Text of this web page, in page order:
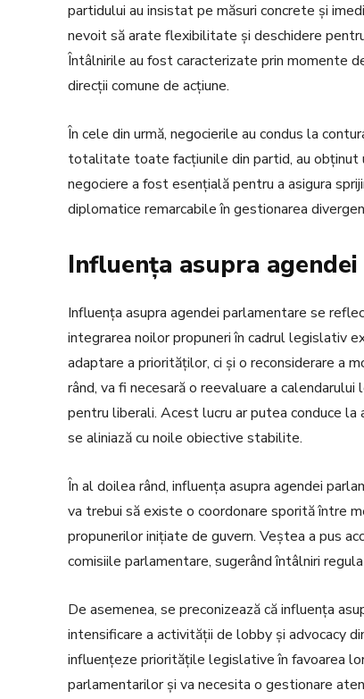
partidului au insistat pe măsuri concrete și
nevoit să arate flexibilitate și deschidere
Întâlnirile au fost caracterizate prin momente
direcții comune de acțiune.
În cele din urmă, negocierile au condus la
totalitate toate facțiunile din partid, au obținut
negociere a fost esențială pentru a asigura
diplomatice remarcabile în gestionarea
Influența asupra
Influența asupra agendei parlamentare se
integrarea noilor propuneri în cadrul legislativ
adaptare a priorităților, ci și o reconsiderare a
rând, va fi necesară o reevaluare a
pentru liberali. Acest lucru ar putea conduce la
se aliniază cu noile obiective stabilite.
În al doilea rând, influența asupra agendei
va trebui să existe o coordonare sporită între
propunerilor inițiate de guvern. Veștea a pus
comisiile parlamentare, sugerând întâlniri
De asemenea, se preconizează că influența
intensificare a activității de lobby și advocacy
influențeze prioritățile legislative în favoarea
parlamentarilor și va necesita o gestionare